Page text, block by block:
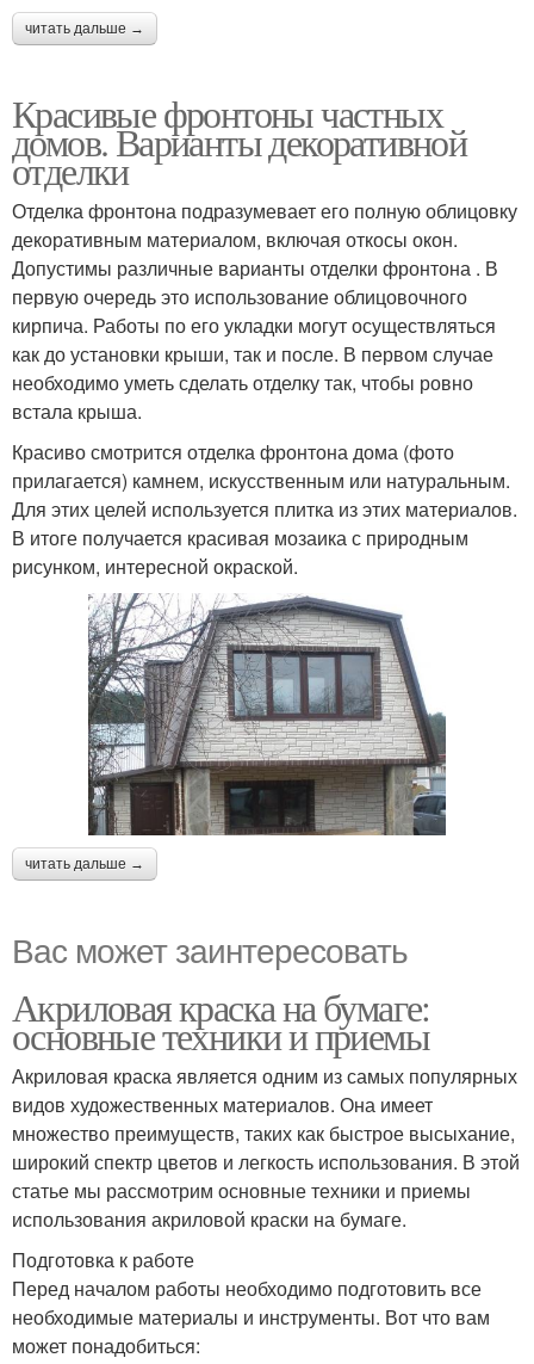
читать дальше →
Красивые фронтоны частных
домов. Варианты декоративной
отделки
Отделка фронтона подразумевает его полную облицовку
декоративным материалом, включая откосы окон.
Допустимы различные варианты отделки фронтона . В
первую очередь это использование облицовочного
кирпича. Работы по его укладки могут осуществляться
как до установки крыши, так и после. В первом случае
необходимо уметь сделать отделку так, чтобы ровно
встала крыша.
Красиво смотрится отделка фронтона дома (фото
прилагается) камнем, искусственным или натуральным.
Для этих целей используется плитка из этих материалов.
В итоге получается красивая мозаика с природным
рисунком, интересной окраской.
читать дальше →
Вас может заинтересовать
Акриловая краска на бумаге:
основные техники и приемы
Акриловая краска является одним из самых популярных
видов художественных материалов. Она имеет
множество преимуществ, таких как быстрое высыхание,
широкий спектр цветов и легкость использования. В этой
статье мы рассмотрим основные техники и приемы
использования акриловой краски на бумаге.
Подготовка к работе
Перед началом работы необходимо подготовить все
необходимые материалы и инструменты. Вот что вам
может понадобиться: